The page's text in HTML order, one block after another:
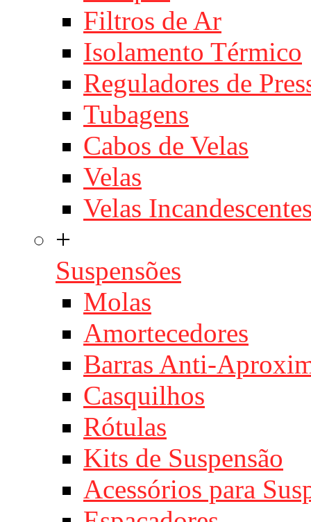
Filtros de Ar
Isolamento Térmico
Reguladores de
Tubagens
Cabos de Velas
Velas
Velas
+
Suspensões
Molas
Amortecedores
Barras Anti-
Casquilhos
Rótulas
Kits de Suspensão
Acessórios para